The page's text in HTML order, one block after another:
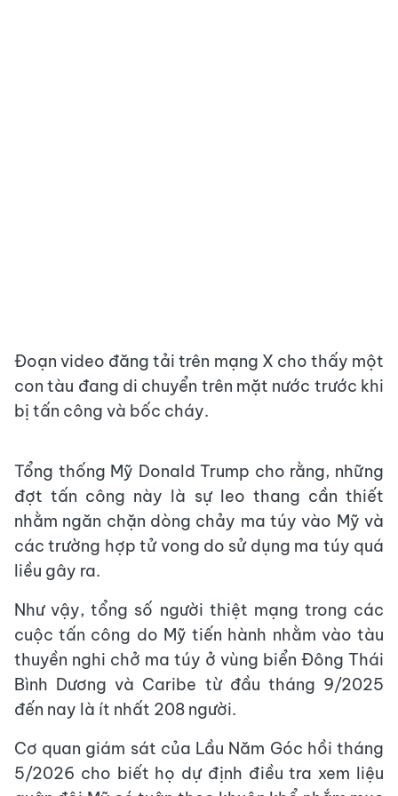
Đoạn video đăng tải trên mạng X cho thấy một
con tàu đang di chuyển trên mặt nước trước khi
bị tấn công và bốc cháy.
Tổng thống Mỹ Donald Trump cho rằng, những
đợt tấn công này là sự leo thang cần thiết
nhằm ngăn chặn dòng chảy ma túy vào Mỹ và
các trường hợp tử vong do sử dụng ma túy quá
liều gây ra.
Như vậy, tổng số người thiệt mạng trong các
cuộc tấn công do Mỹ tiến hành nhằm vào tàu
thuyền nghi chở ma túy ở vùng biển Đông Thái
Bình Dương và Caribe từ đầu tháng 9/2025
đến nay là ít nhất 208 người.
Cơ quan giám sát của Lầu Năm Góc hồi tháng
5/2026 cho biết họ dự định điều tra xem liệu